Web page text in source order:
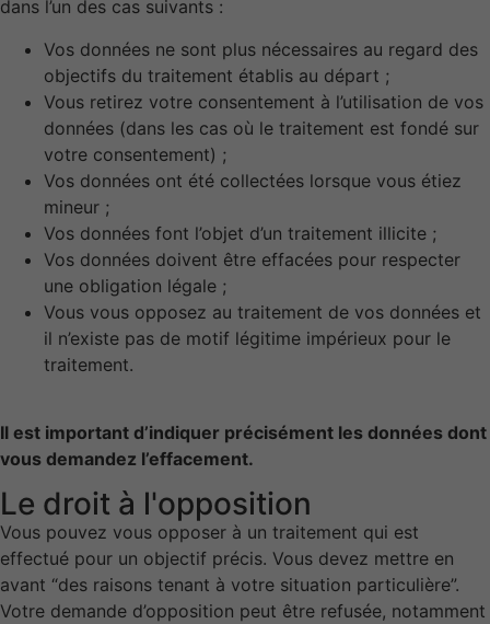
dans l’un des cas suivants :
Vos données ne sont plus nécessaires au regard des
objectifs du traitement établis au départ ;
Vous retirez votre consentement à l’utilisation de vos
données (dans les cas où le traitement est fondé sur
votre consentement) ;
Vos données ont été collectées lorsque vous étiez
mineur ;
Vos données font l’objet d’un traitement illicite ;
Vos données doivent être effacées pour respecter
une obligation légale ;
Vous vous opposez au traitement de vos données et
il n’existe pas de motif légitime impérieux pour le
traitement.
Il est important d’indiquer précisément les données dont
vous demandez l’effacement.
Le droit à l'opposition
Vous pouvez vous opposer à un traitement qui est
effectué pour un objectif précis. Vous devez mettre en
avant “des raisons tenant à votre situation particulière”.
Votre demande d’opposition peut être refusée, notamment
Ces cookies ne
facultatifs. Ils
sont
nécessaires au
du site Web.
puissions
et la
structure du
site Web, en
fonction de
la façon dont
le site Web